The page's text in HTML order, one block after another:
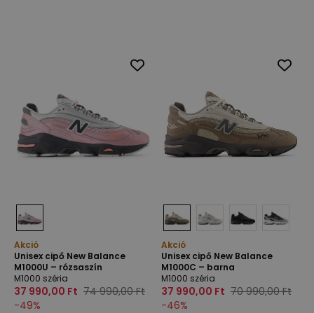
Akció
Unisex cipő New Balance
M1000U – rózsaszín
M1000 széria
37 990,00 Ft 74 990,00 Ft
-49%
Akció
Unisex cipő New Balance
M1000C – barna
M1000 széria
37 990,00 Ft 70 990,00 Ft
-46%